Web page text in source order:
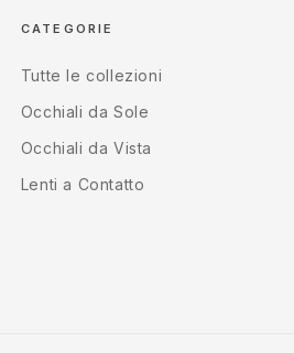
CATEGORIE
Tutte le collezioni
Occhiali da Sole
Occhiali da Vista
Lenti a Contatto